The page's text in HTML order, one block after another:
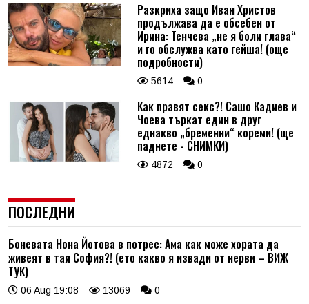
Разкриха защо Иван Христов
продължава да е обсебен от
Ирина: Тенчева „не я боли глава“
и го обслужва като гейша! (още
подробности)
5614 0
Как правят секс?! Сашо Кадиев и
Чоева търкат един в друг
еднакво „бременни“ кореми! (ще
паднете - СНИМКИ)
4872 0
ПОСЛЕДНИ
Боневата Нона Йотова в потрес: Ама как може хората да
живеят в тая София?! (ето какво я извади от нерви – ВИЖ
ТУК)
06 Aug 19:08 13069 0